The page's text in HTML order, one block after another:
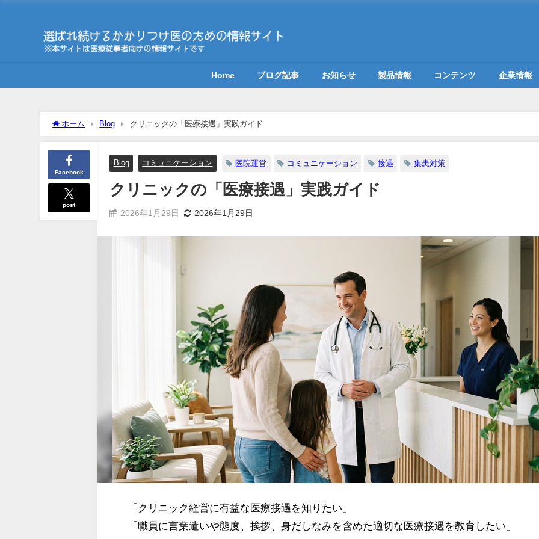
Home ブログ記事 お知らせ 製品情報 コンテンツ 企業情報
ホーム Blog クリニックの「医療接遇」実践ガイド
Facebook
post
Blog コミュニケーション 医院運営 コミュニケーション 接遇 集患対策
クリニックの「医療接遇」実践ガイド
2026年1月29日 2026年1月29日
「クリニック経営に有益な医療接遇を知りたい」
「職員に言葉遣いや態度、挨拶、身だしなみを含めた適切な医療接遇を教育したい」